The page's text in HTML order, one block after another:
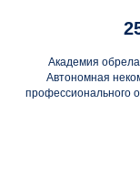
Академия
Автономная
профессионального